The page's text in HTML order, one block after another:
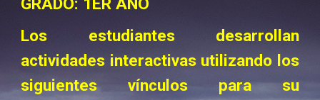
Los estudiantes desarrollan
actividades interactivas utilizando los
siguientes vínculos para su